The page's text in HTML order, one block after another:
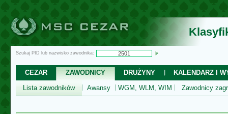
Szukaj PID lub nazwisko zawodnika:
CEZAR ZAWODNICY DRUŻYNY
KALENDARZ I
Lista zawodników
Awansy WGM, WLM, WIM Zawodnicy